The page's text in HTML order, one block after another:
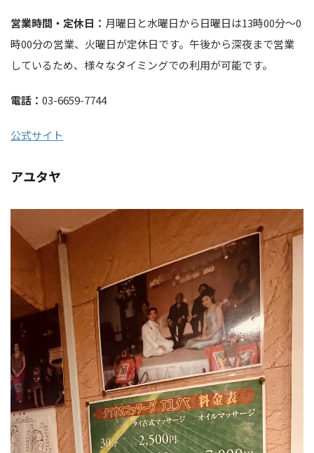
営業時間・定休日： 月曜日と水曜日から日曜日は13時00分～0
時00分の営業、火曜日が定休日です。午後から深夜まで営業
しているため、様々なタイミングでの利用が可能です。
電話： 03-6659-7744
公式サイト
アユタヤ